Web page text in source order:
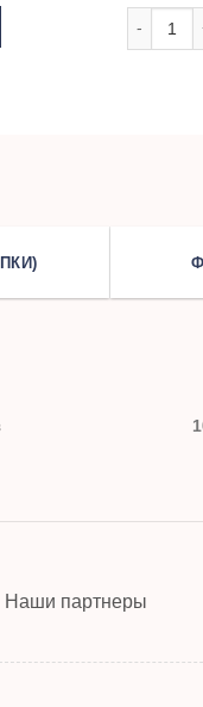
Темный никель
Наши партнеры